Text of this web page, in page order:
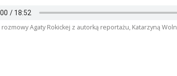
rozmowy Agaty Rokickej z autorką reportażu, Katarzyną